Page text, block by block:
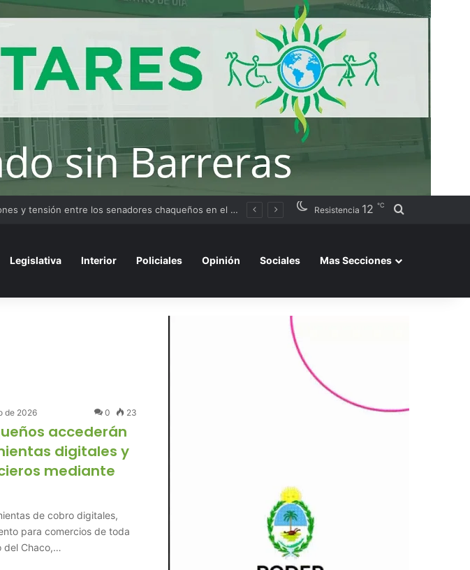
competir en «Emprendimiento Argentino 2026» Resistencia 12 ℃ Buscar por
Legislativa Interior Policiales Opinión Sociales Mas Secciones
de 2026 0 23
accederán
digitales y
mediante
de cobro digitales,
para comercios de toda
del Chaco,…